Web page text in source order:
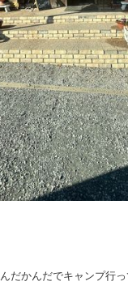
だかんだでキャンプ行っ